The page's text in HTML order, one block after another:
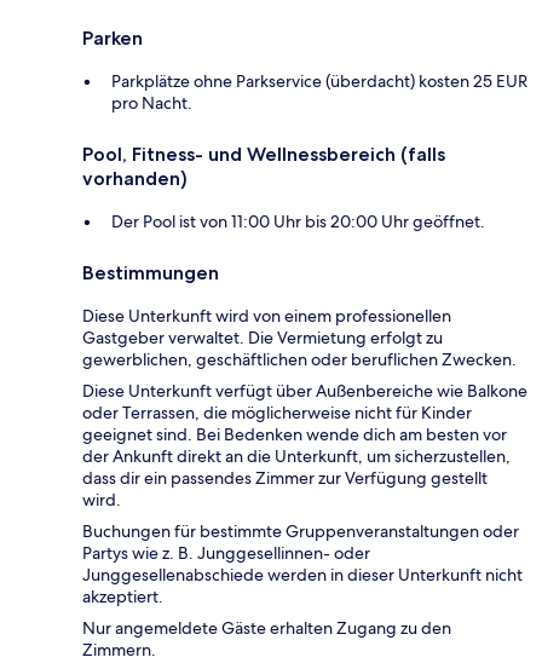
Parken
Parkplätze ohne Parkservice (überdacht) kosten 25 EUR
pro Nacht.
Pool, Fitness- und Wellnessbereich (falls
vorhanden)
Der Pool ist von 11:00 Uhr bis 20:00 Uhr geöffnet.
Bestimmungen
Diese Unterkunft wird von einem professionellen
Gastgeber verwaltet. Die Vermietung erfolgt zu
gewerblichen, geschäftlichen oder beruflichen Zwecken.
Diese Unterkunft verfügt über Außenbereiche wie Balkone
oder Terrassen, die möglicherweise nicht für Kinder
geeignet sind. Bei Bedenken wende dich am besten vor
der Ankunft direkt an die Unterkunft, um sicherzustellen,
dass dir ein passendes Zimmer zur Verfügung gestellt
wird.
Buchungen für bestimmte Gruppenveranstaltungen oder
Partys wie z. B. Junggesellinnen- oder
Junggesellenabschiede werden in dieser Unterkunft nicht
akzeptiert.
Nur angemeldete Gäste erhalten Zugang zu den
Zimmern.